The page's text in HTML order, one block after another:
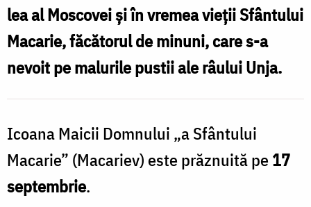
lea al Moscovei și în vremea vieții Sfântului
Macarie, făcătorul de minuni, care s-a
nevoit pe malurile pustii ale râului Unja.
Icoana Maicii Domnului „a Sfântului
Macarie” (Macariev) este prăznuită pe17
septembrie.